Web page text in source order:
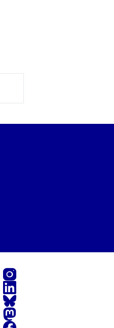
Instagram
LinkedIn
Bluesky
Mastodon
Facebook